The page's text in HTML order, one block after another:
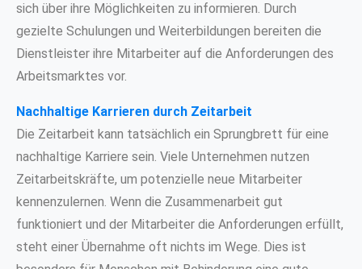
sich über ihre Möglichkeiten zu informieren. Durch
gezielte Schulungen und Weiterbildungen bereiten die
Dienstleister ihre Mitarbeiter auf die Anforderungen des
Arbeitsmarktes vor.
Nachhaltige Karrieren durch Zeitarbeit
Die Zeitarbeit kann tatsächlich ein Sprungbrett für eine
nachhaltige Karriere sein. Viele Unternehmen nutzen
Zeitarbeitskräfte, um potenzielle neue Mitarbeiter
kennenzulernen. Wenn die Zusammenarbeit gut
funktioniert und der Mitarbeiter die Anforderungen erfüllt,
steht einer Übernahme oft nichts im Wege. Dies ist